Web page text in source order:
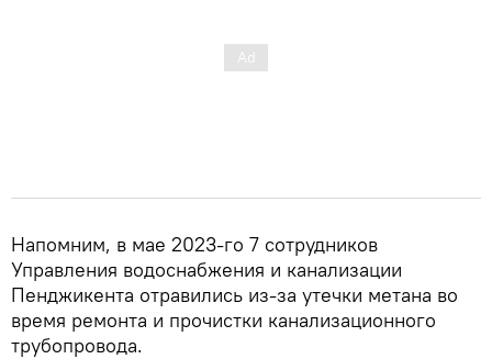
Напомним, в мае 2023-го 7 сотрудников
Управления водоснабжения и канализации
Пенджикента отравились из-за утечки метана во
время ремонта и прочистки канализационного
трубопровода.